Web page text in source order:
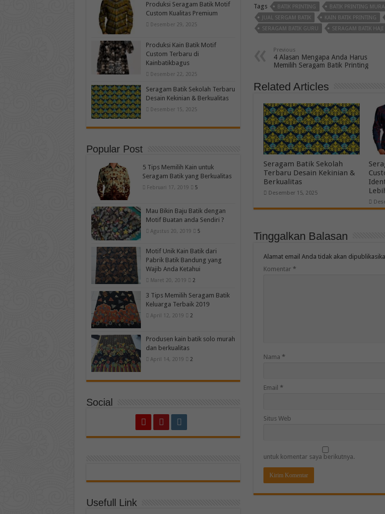
Tags BATIK PRINTING BATIK PRINTING
JUAL SERGAM BATIK
KAIN BATIK PRINTING
SERAGAM BATIK GURU
SERAGAM BATIK HAJI
Previous
4 Alasan Mengapa Anda Harus
Memilih Seragam Batik Printing
Related Articles
Seragam Batik Sekolah
Terbaru Desain Kekinian &
Berkualitas
Desember 15, 2025
Tinggalkan Balasan
Alamat email Anda tidak akan
Komentar *
Nama *
Email *
Situs Web
untuk komentar saya berikutnya.
Produksi Seragam Batik Motif
Custom Kualitas Premium
Desember 29, 2025
Produksi Kain Batik Motif
Custom Terbaru di
Kainbatikbagus
Desember 22, 2025
Seragam Batik Sekolah Terbaru
Desain Kekinian & Berkualitas
Desember 15, 2025
Popular Post
5 Tips Memilih Kain untuk
Seragam Batik yang Berkualitas
Februari 17, 2019 5
Mau Bikin Baju Batik dengan
Motif Buatan anda Sendiri ?
Agustus 20, 2019 5
Motif Unik Kain Batik dari
Pabrik Batik Bandung yang
Wajib Anda Ketahui
Maret 20, 2019 2
3 Tips Memilih Seragam Batik
Keluarga Terbaik 2019
April 12, 2019 2
Produsen kain batik solo murah
dan berkualitas
April 14, 2019 2
Social
Usefull Link